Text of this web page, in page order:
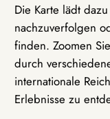
Die Karte lädt
nachzuverfolgen
finden. Zoomen
durch
internationale
Erlebnisse zu